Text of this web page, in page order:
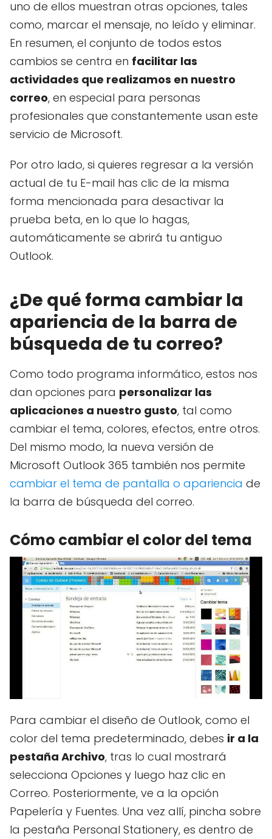
uno de ellos muestran otras opciones, tales
como, marcar el mensaje, no leído y eliminar.
En resumen, el conjunto de todos estos
cambios se centra en facilitar las
actividades que realizamos en nuestro
correo, en especial para personas
profesionales que constantemente usan este
servicio de Microsoft.
Por otro lado, si quieres regresar a la versión
actual de tu E-mail has clic de la misma
forma mencionada para desactivar la
prueba beta, en lo que lo hagas,
automáticamente se abrirá tu antiguo
Outlook.
¿De qué forma cambiar la
apariencia de la barra de
búsqueda de tu correo?
Como todo programa informático, estos nos
dan opciones para personalizar las
aplicaciones a nuestro gusto, tal como
cambiar el tema, colores, efectos, entre otros.
Del mismo modo, la nueva versión de
Microsoft Outlook 365 también nos permite
cambiar el tema de pantalla o apariencia de
la barra de búsqueda del correo.
Cómo cambiar el color del tema
Para cambiar el diseño de Outlook, como el
color del tema predeterminado, debes ir a la
pestaña Archivo, tras lo cual mostrará
selecciona Opciones y luego haz clic en
Correo. Posteriormente, ve a la opción
Papelería y Fuentes. Una vez allí, pincha sobre
la pestaña Personal Stationery, es dentro de